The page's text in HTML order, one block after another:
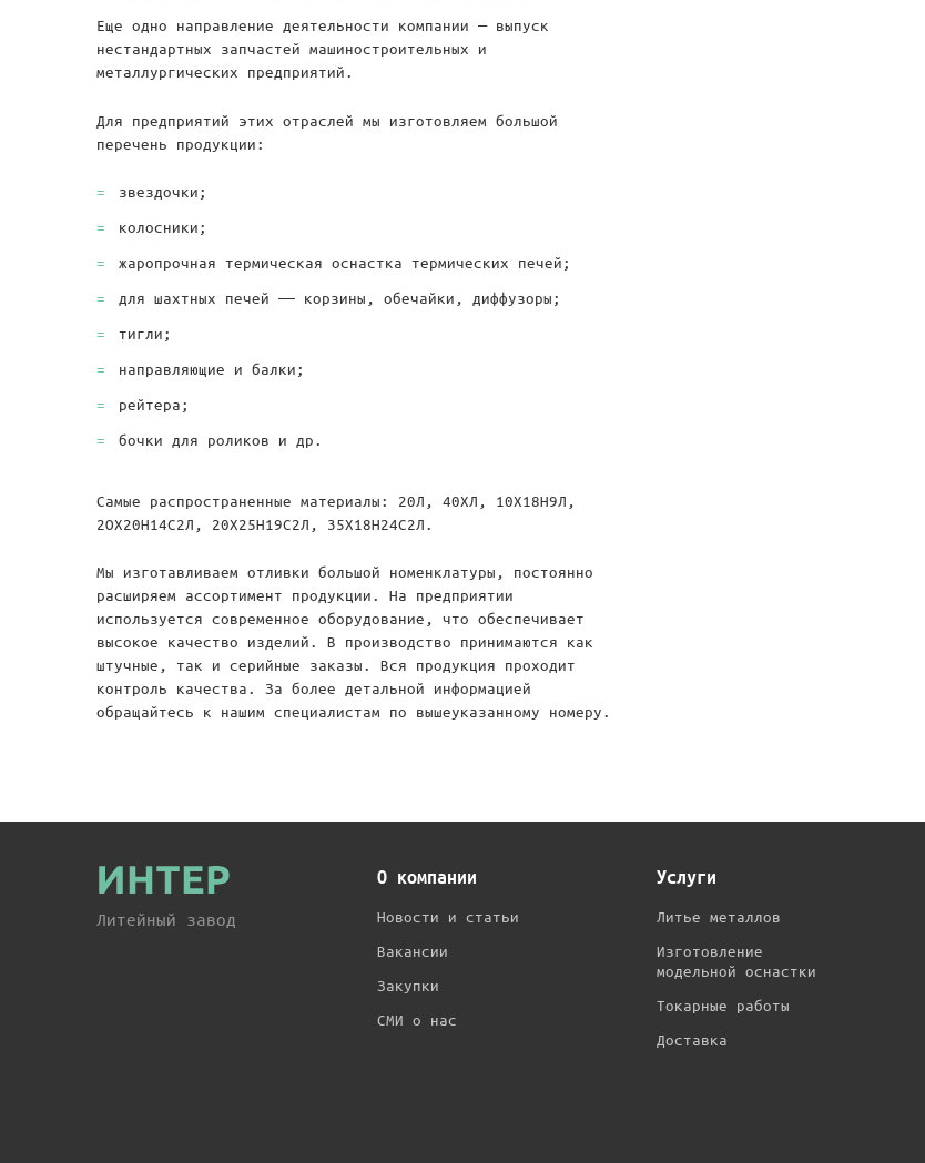
Еще одно направление деятельности компании – выпуск
нестандартных запчастей машиностроительных и
металлургических предприятий.
Для предприятий этих отраслей мы изготовляем большой
перечень продукции:
звездочки;
колосники;
жаропрочная термическая оснастка термических печей;
для шахтных печей — корзины, обечайки, диффузоры;
тигли;
направляющие и балки;
рейтера;
бочки для роликов и др.
Самые распространенные материалы: 20Л, 40ХЛ, 10Х18Н9Л,
2ОХ20Н14С2Л, 20Х25Н19С2Л, 35Х18Н24С2Л.
Мы изготавливаем отливки большой номенклатуры, постоянно
расширяем ассортимент продукции. На предприятии
используется современное оборудование, что обеспечивает
высокое качество изделий. В производство принимаются как
штучные, так и серийные заказы. Вся продукция проходит
контроль качества. За более детальной информацией
обращайтесь к нашим специалистам по вышеуказанному номеру.
Литейный завод
О компании
Новости и статьи
Вакансии
Закупки
СМИ о нас
Услуги
Литье металлов
Изготовление
модельной оснастки
Токарные работы
Доставка